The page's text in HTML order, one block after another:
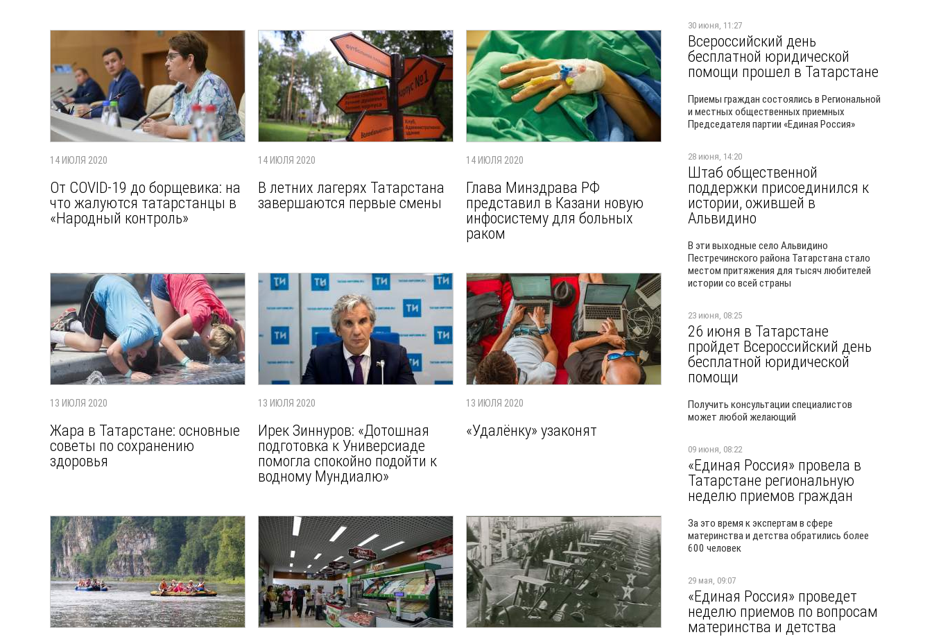
14 ИЮЛЯ 2020
От COVID-19 до борщевика: на
что жалуются татарстанцы в
«Народный контроль»
14 ИЮЛЯ 2020
В летних лагерях Татарстана
завершаются первые смены
14 ИЮЛЯ 2020
Глава Минздрава РФ
представил в Казани новую
инфосистему для больных
раком
13 ИЮЛЯ 2020
Жара в Татарстане: основные
советы по сохранению
здоровья
13 ИЮЛЯ 2020
Ирек Зиннуров: «Дотошная
подготовка к Универсиаде
помогла спокойно подойти к
водному Мундиалю»
13 ИЮЛЯ 2020
«Удалёнку» узаконят
30 июня, 11:27
Всероссийский день
бесплатной юридической
помощи прошел в Татарстане
Приемы граждан состоялись в Региональной
и местных общественных приемных
Председателя партии «Единая Россия»
28 июня, 14:20
Штаб общественной
поддержки присоединился к
истории, ожившей в
Альвидино
В эти выходные село Альвидино
Пестречинского района Татарстана стало
местом притяжения для тысяч любителей
истории со всей страны
23 июня, 08:25
26 июня в Татарстане
пройдет Всероссийский день
бесплатной юридической
помощи
Получить консультации специалистов
может любой желающий
09 июня, 08:22
«Единая Россия» провела в
Татарстане региональную
неделю приемов граждан
За это время к экспертам в сфере
материнства и детства обратились более
600 человек
29 мая, 09:07
«Единая Россия» проведет
неделю приемов по вопросам
материнства и детства